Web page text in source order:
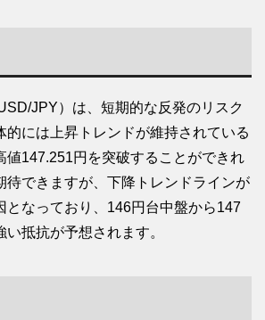
JPY）は、短期的な反発のリスク
的には上昇トレンドが維持されている
値147.251円を突破することができれ
待できますが、下降トレンドラインが
となっており、146円台中盤から147
抵抗が予想されます。